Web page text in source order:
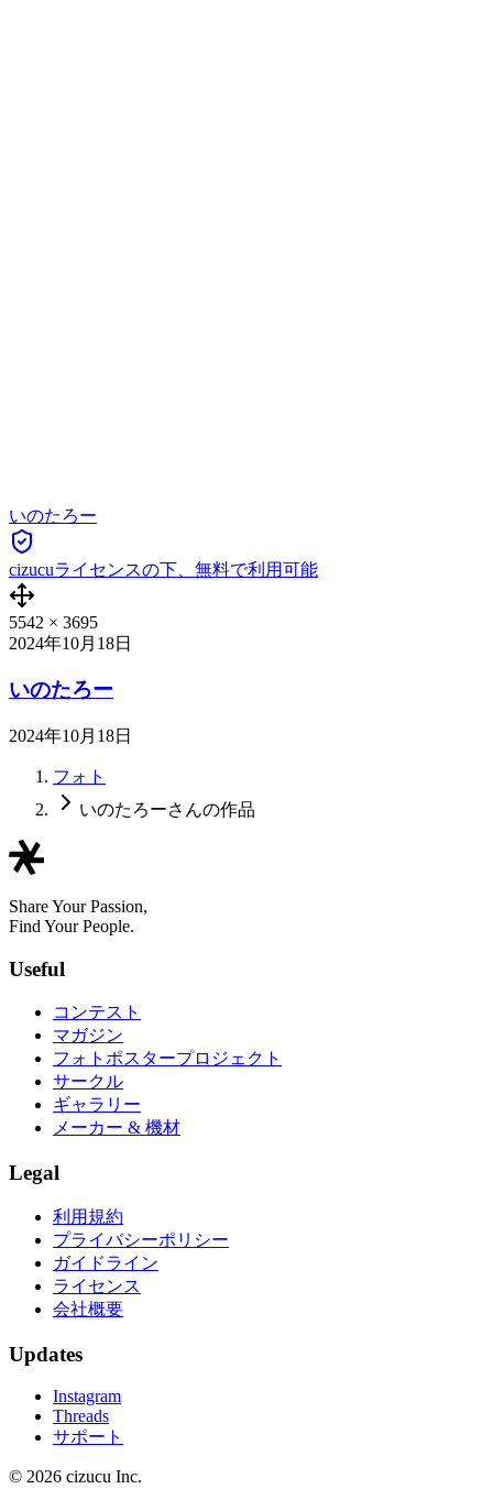
いのたろー
cizucuライセンスの下、無料で利用可能
5542 × 3695
2024年10月18日
いのたろー
2024年10月18日
フォト
いのたろーさんの作品
Share Your Passion,
Find Your People.
Useful
コンテスト
マガジン
フォトポスタープロジェクト
サークル
ギャラリー
メーカー & 機材
Legal
利用規約
プライバシーポリシー
ガイドライン
ライセンス
会社概要
Updates
Instagram
Threads
サポート
© 2026 cizucu Inc.